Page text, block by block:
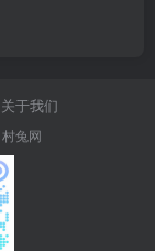
关于我们
村兔网